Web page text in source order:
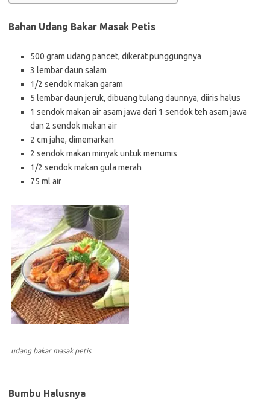
Bahan Udang Bakar Masak Petis
500 gram udang pancet, dikerat punggungnya
3 lembar daun salam
1/2 sendok makan garam
5 lembar daun jeruk, dibuang tulang daunnya, diiris halus
1 sendok makan air asam jawa dari 1 sendok teh asam jawa
dan 2 sendok makan air
2 cm jahe, dimemarkan
2 sendok makan minyak untuk menumis
1/2 sendok makan gula merah
75 ml air
udang bakar masak petis
Bumbu Halusnya